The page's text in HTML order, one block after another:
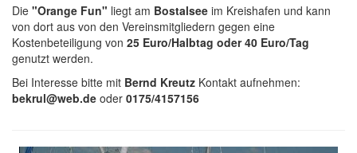
Die "Orange Fun" liegt am Bostalsee im Kreishafen und kann
von dort aus von den Vereinsmitgliedern gegen eine
Kostenbeteiligung von 25 Euro/Halbtag oder 40 Euro/Tag
genutzt werden.
Bei Interesse bitte mit Bernd Kreutz Kontakt aufnehmen:
bekrul@web.de oder 0175/4157156